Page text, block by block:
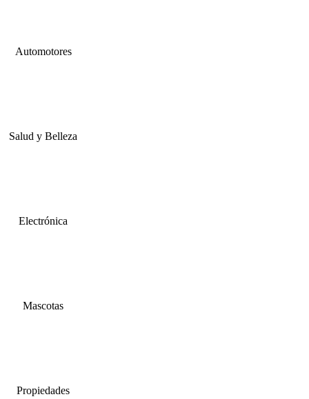
Automotores
Salud y Belleza
Electrónica
Mascotas
Propiedades